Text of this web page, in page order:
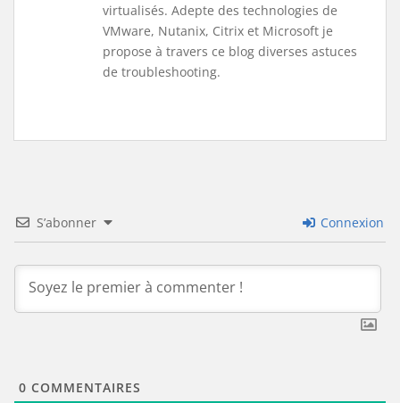
virtualisés. Adepte des technologies de
VMware, Nutanix, Citrix et Microsoft je
propose à travers ce blog diverses astuces
de troubleshooting.
S’abonner Connexion
0 COMMENTAIRES